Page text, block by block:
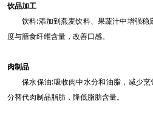
饮品加工
饮料:添加到燕麦饮料、果蔬汁中增强
度与膳食纤维含量，改善口感。
肉制品
保水保油:吸收肉中水分和油脂，减少
分替代肉制品脂肪，降低脂肪含量。